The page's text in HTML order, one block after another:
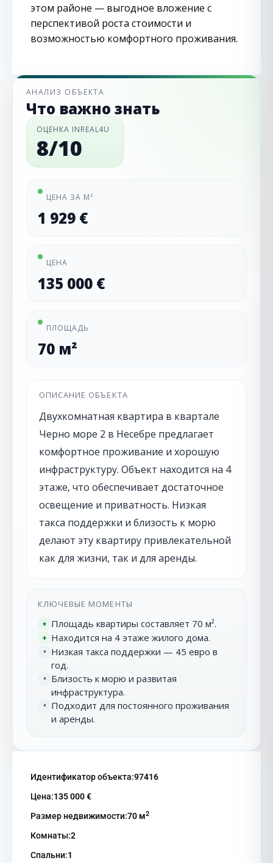
этом районе — выгодное вложение с
перспективой роста стоимости и
возможностью комфортного проживания.
АНАЛИЗ ОБЪЕКТА
Что важно знать
ОЦЕНКА INREAL4U
8/10
ЦЕНА ЗА М²
1 929 €
ЦЕНА
135 000 €
ПЛОЩАДЬ
70 м²
ОПИСАНИЕ ОБЪЕКТА
Двухкомнатная квартира в квартале
Черно море 2 в Несебре предлагает
комфортное проживание и хорошую
инфраструктуру. Объект находится на 4
этаже, что обеспечивает достаточное
освещение и приватность. Низкая
такса поддержки и близость к морю
делают эту квартиру привлекательной
как для жизни, так и для аренды.
КЛЮЧЕВЫЕ МОМЕНТЫ
+ Площадь квартиры составляет 70 м².
+ Находится на 4 этаже жилого дома.
• Низкая такса поддержки — 45 евро в
год.
• Близость к морю и развитая
инфраструктура.
• Подходит для постоянного проживания
и аренды.
Идентификатор объекта:97416
Цена:135 000 €
Размер недвижимости:70 м2
Комнаты:2
Спальни:1